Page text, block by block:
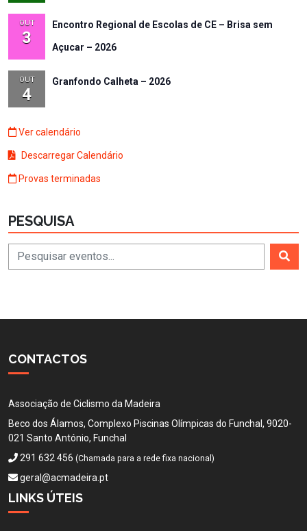
OUT
3
Encontro Regional de Escolas de CE – Brisa sem
Açucar – 2026
OUT
4
Granfondo Calheta – 2026
Ver calendário
Descarregar Calendário
Provas terminadas
PESQUISA
CONTACTOS
Associação de Ciclismo da Madeira
Beco dos Álamos, Complexo Piscinas Olímpicas do Funchal, 9020-
021 Santo António, Funchal
291 632 456 (Chamada para a rede fixa nacional)
geral@acmadeira.pt
LINKS ÚTEIS